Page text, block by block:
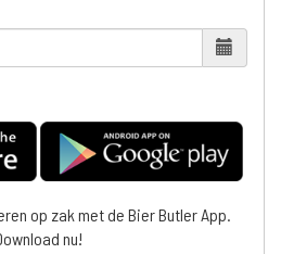
op zak met de Bier Butler App.
nu!